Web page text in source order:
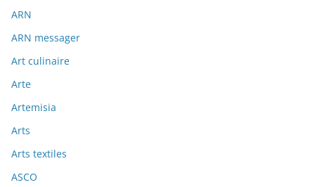
ARN
ARN messager
Art culinaire
Arte
Artemisia
Arts
Arts textiles
ASCO